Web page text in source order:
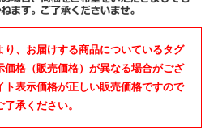
り、お届けする商品についているタグ
価格（販売価格）が異なる場合がござ
ト表示価格が正しい販売価格ですので
了承ください。